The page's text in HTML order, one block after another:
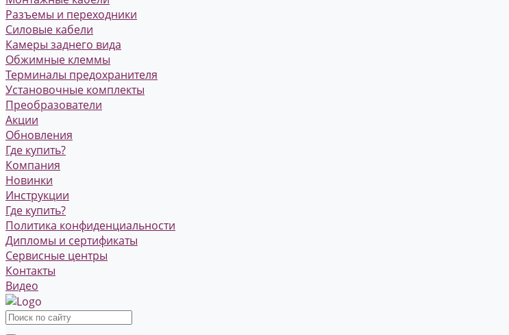
Разъемы и переходники
Силовые кабели
Камеры заднего вида
Обжимные клеммы
Терминалы предохранителя
Установочные комплекты
Преобразователи
Акции
Обновления
Где купить?
Компания
Новинки
Инструкции
Где купить?
Политика конфиденциальности
Дипломы и сертификаты
Сервисные центры
Контакты
Видео